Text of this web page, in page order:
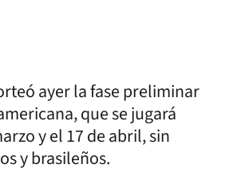
ayer la fase preliminar
que se jugará
y el 17 de abril, sin
y brasileños.